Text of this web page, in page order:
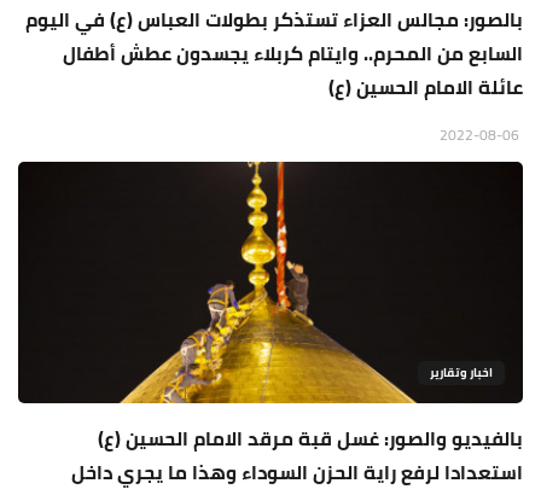
بالصور: مجالس العزاء تستذكر بطولات العباس (ع) في اليوم
السابع من المحرم.. وايتام كربلاء يجسدون عطش أطفال
عائلة الامام الحسين (ع)
اخبار وتقارير
بالفيديو والصور: غسل قبة مرقد الامام الحسين (ع)
استعدادا لرفع راية الحزن السوداء وهذا ما يجري داخل